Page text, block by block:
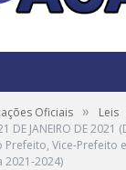
Oficiais » Leis
DE JANEIRO DE
Vice-Prefeito
2021-2024)